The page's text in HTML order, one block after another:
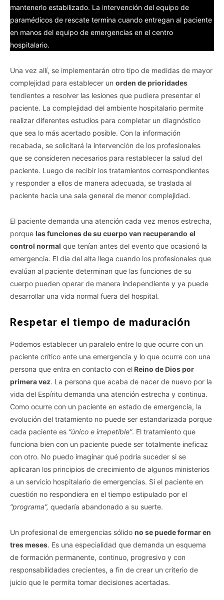
mantenerlo estabilizado. La intervención del equipo de
paramédicos de rescate termina cuando entregan al paciente
en manos del equipo de emergencias en el centro
hospitalario.
Una vez allí, se implementarán otro tipo de medidas de mayor
complejidad para establecer un orden de prioridades
tendientes a resolver las lesiones que pudiera presentar el
paciente. La complejidad del ambiente hospitalario permite
realizar diferentes estudios para completar un diagnóstico
que sea lo más acertado posible. Con la información
recabada, se solicitará la intervención de los profesionales
que se consideren necesarios para restablecer la salud del
paciente. Luego de recibir los tratamientos correspondientes
y responder a ellos de manera adecuada, se traslada al
paciente hacia una sala general de menor complejidad.
El paciente demanda una atención cada vez menos estrecha,
porque las funciones de su cuerpo van recuperando el
control normal que tenían antes del evento que ocasionó la
emergencia. El día del alta llega cuando los profesionales que
evalúan al paciente determinan que las funciones de su
cuerpo pueden operar de manera independiente y ya puede
desarrollar una vida normal fuera del hospital.
Respetar el tiempo de maduración
Podemos establecer un paralelo entre lo que ocurre con un
paciente crítico ante una emergencia y lo que ocurre con una
persona que entra en contacto con el Reino de Dios por
primera vez. La persona que acaba de nacer de nuevo por la
vida del Espíritu demanda una atención estrecha y continua.
Como ocurre con un paciente en estado de emergencia, la
evolución del tratamiento no puede ser estandarizada porque
cada paciente es “único e irrepetible”. El tratamiento que
funciona bien con un paciente puede ser totalmente ineficaz
con otro. No puedo imaginar qué podría suceder si se
aplicaran los principios de crecimiento de algunos ministerios
a un servicio hospitalario de emergencias. Si el paciente en
cuestión no respondiera en el tiempo estipulado por el
“programa”, quedaría abandonado a su suerte.
Un profesional de emergencias sólido no se puede formar en
tres meses. Es una especialidad que demanda un esquema
de formación permanente, continuo, progresivo y con
responsabilidades crecientes, a fin de crear un criterio de
juicio que le permita tomar decisiones acertadas.